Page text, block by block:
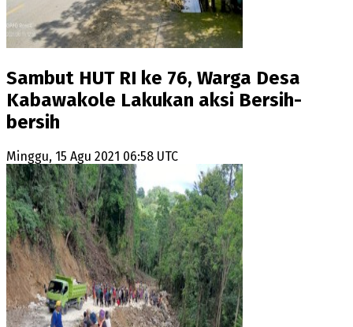
Sambut HUT RI ke 76, Warga Desa
Kabawakole Lakukan aksi Bersih-
bersih
Minggu, 15 Agu 2021 06:58 UTC